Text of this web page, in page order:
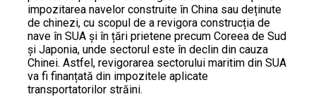
impozitarea navelor construite în China sau deținute
de chinezi, cu scopul de a revigora construcția de
nave în SUA și în țări prietene precum Coreea de Sud
și Japonia, unde sectorul este în declin din cauza
Chinei. Astfel, revigorarea sectorului maritim din SUA
va fi finanțată din impozitele aplicate
transportatorilor străini.